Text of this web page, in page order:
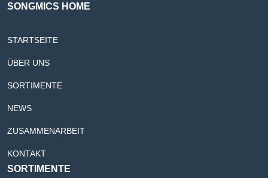
SONGMICS HOME
STARTSEITE
ÜBER UNS
SORTIMENTE
NEWS
ZUSAMMENARBEIT
KONTAKT
SORTIMENTE